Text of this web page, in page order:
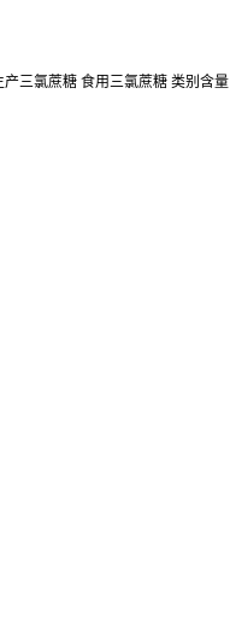
三氯蔗糖 食用三氯蔗糖 类别含量